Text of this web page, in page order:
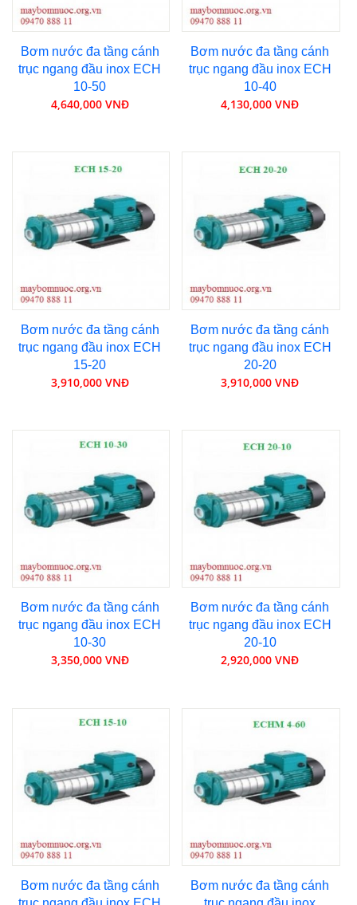
Bơm nước đa tầng cánh
trục ngang đầu inox ECH
10-50
4,640,000 VNĐ
Bơm nước đa tầng cánh
trục ngang đầu inox ECH
10-40
4,130,000 VNĐ
Bơm nước đa tầng cánh
trục ngang đầu inox ECH
15-20
3,910,000 VNĐ
Bơm nước đa tầng cánh
trục ngang đầu inox ECH
20-20
3,910,000 VNĐ
Bơm nước đa tầng cánh
trục ngang đầu inox ECH
10-30
3,350,000 VNĐ
Bơm nước đa tầng cánh
trục ngang đầu inox ECH
20-10
2,920,000 VNĐ
Bơm nước đa tầng cánh
Bơm nước đa tầng cánh